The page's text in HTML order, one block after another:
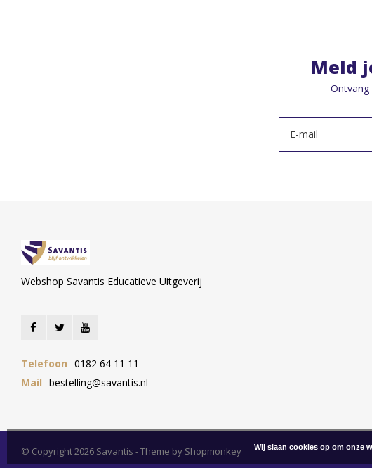
Meld
Ontvang
Webshop Savantis Educatieve Uitgeverij
Telefoon 0182 64 11 11
Mail bestelling@savantis.nl
© Copyright 2026 Savantis - Theme by Shopmonkey Wij slaan cookies op om onze